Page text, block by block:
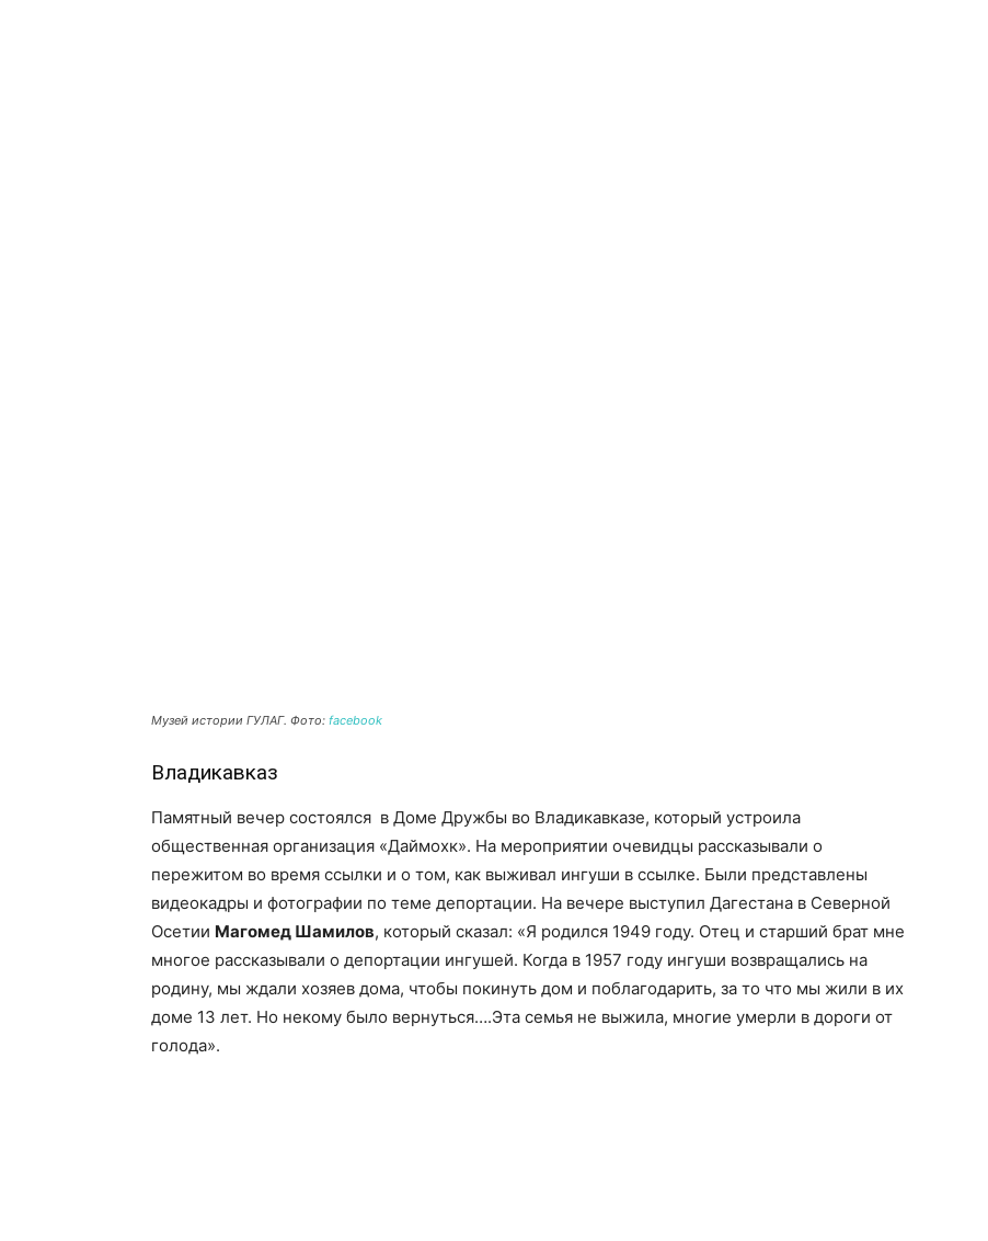
Музей истории ГУЛАГ. Фото: facebook
Владикавказ
Памятный вечер состоялся в Доме Дружбы во Владикавказе, который устроила
общественная организация «Даймохк». На мероприятии очевидцы рассказывали о
пережитом во время ссылки и о том, как выживал ингуши в ссылке. Были представлены
видеокадры и фотографии по теме депортации. На вечере выступил Дагестана в Северной
Осетии Магомед Шамилов, который сказал: «Я родился 1949 году. Отец и старший брат мне
многое рассказывали о депортации ингушей. Когда в 1957 году ингуши возвращались на
родину, мы ждали хозяев дома, чтобы покинуть дом и поблагодарить, за то что мы жили в их
доме 13 лет. Но некому было вернуться….Эта семья не выжила, многие умерли в дороги от
голода».